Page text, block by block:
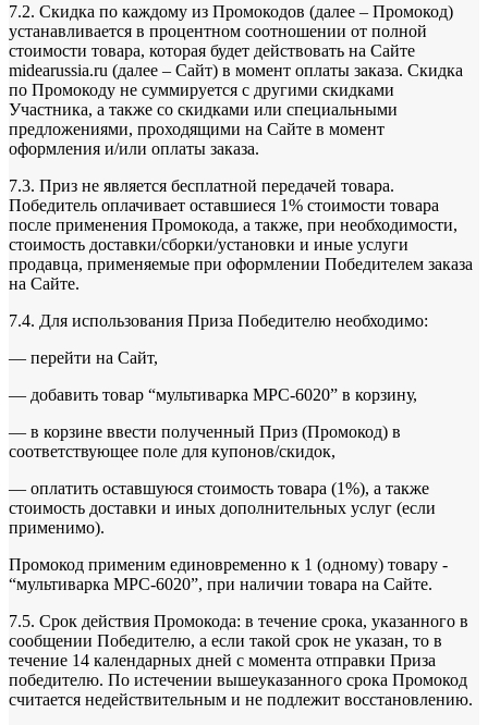
7.2. Скидка по каждому из Промокодов (далее – Промокод)
устанавливается в процентном соотношении от полной
стоимости товара, которая будет действовать на Сайте
midearussia.ru (далее – Сайт) в момент оплаты заказа. Скидка
по Промокоду не суммируется с другими скидками
Участника, а также со скидками или специальными
предложениями, проходящими на Сайте в момент
оформления и/или оплаты заказа.
7.3. Приз не является бесплатной передачей товара.
Победитель оплачивает оставшиеся 1% стоимости товара
после применения Промокода, а также, при необходимости,
стоимость доставки/сборки/установки и иные услуги
продавца, применяемые при оформлении Победителем заказа
на Сайте.
7.4. Для использования Приза Победителю необходимо:
— перейти на Сайт,
— добавить товар “мультиварка MPC-6020” в корзину,
— в корзине ввести полученный Приз (Промокод) в
соответствующее поле для купонов/скидок,
— оплатить оставшуюся стоимость товара (1%), а также
стоимость доставки и иных дополнительных услуг (если
применимо).
Промокод применим единовременно к 1 (одному) товару -
“мультиварка MPC-6020”, при наличии товара на Сайте.
7.5. Срок действия Промокода: в течение срока, указанного в
сообщении Победителю, а если такой срок не указан, то в
течение 14 календарных дней с момента отправки Приза
победителю. По истечении вышеуказанного срока Промокод
считается недействительным и не подлежит восстановлению.